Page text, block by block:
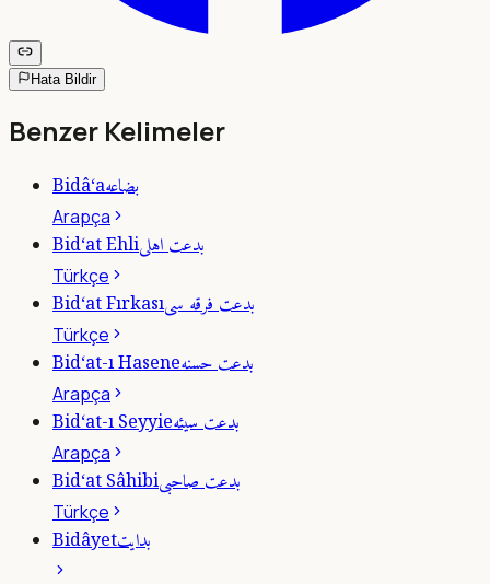
Hata Bildir
Benzer Kelimeler
Bidâ‘aبضاعه
Arapça
Bid‘at Ehliبدعت اهلى
Türkçe
Bid‘at Fırkasıبدعت فرقه سى
Türkçe
Bid‘at-ı Haseneبدعت حسنه
Arapça
Bid‘at-ı Seyyieبدعت سيئه
Arapça
Bid‘at Sâhibiبدعت صاحبى
Türkçe
Bidâyetبدايت